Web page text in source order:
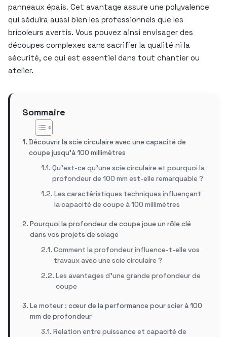
panneaux épais. Cet avantage assure une polyvalence
qui séduira aussi bien les professionnels que les
bricoleurs avertis. Vous pouvez ainsi envisager des
découpes complexes sans sacrifier la qualité ni la
sécurité, ce qui est essentiel dans tout chantier ou
atelier.
Sommaire
Découvrir la scie circulaire avec une capacité de
coupe jusqu’à 100 millimètres
Qu’est-ce qu’une scie circulaire et pourquoi la
profondeur de 100 mm est-elle remarquable ?
Les caractéristiques techniques influençant
la capacité de coupe à 100 millimètres
Pourquoi la profondeur de coupe joue un rôle clé
dans vos projets de sciage
Comment la profondeur influence-t-elle vos
travaux avec une scie circulaire ?
Les avantages d’une grande profondeur de
coupe
Le moteur : cœur de la performance pour scier à 100
mm de profondeur
Relation entre puissance et capacité de